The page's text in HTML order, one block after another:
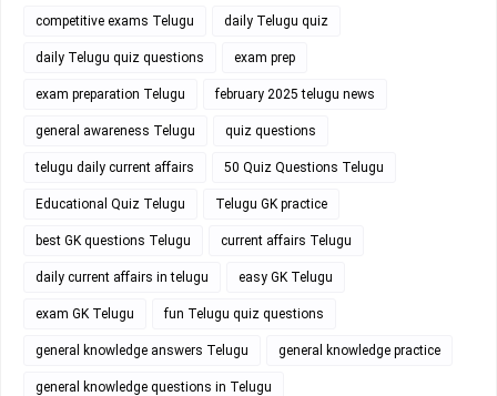
competitive exams Telugu daily Telugu quiz
daily Telugu quiz questions exam prep
exam preparation Telugu february 2025 telugu news
general awareness Telugu quiz questions
telugu daily current affairs 50 Quiz Questions Telugu
Educational Quiz Telugu Telugu GK practice
best GK questions Telugu current affairs Telugu
daily current affairs in telugu easy GK Telugu
exam GK Telugu fun Telugu quiz questions
general knowledge answers Telugu general knowledge practice
general knowledge questions in Telugu